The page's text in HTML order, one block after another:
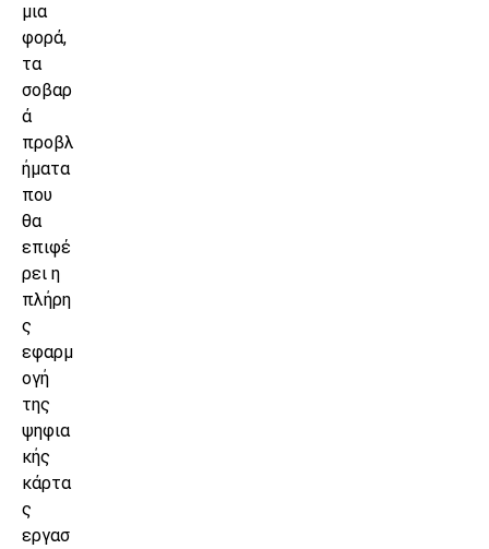
μια
φορά,
τα
σοβαρ
ά
προβλ
ήματα
που
θα
επιφέ
ρει η
πλήρη
ς
εφαρμ
ογή
της
ψηφια
κής
κάρτα
ς
εργασ